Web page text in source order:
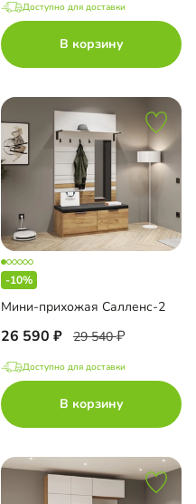
Доступно для доставки
В корзину
-10%
Мини-прихожая Салленс-2
26 590 29 540
Доступно для доставки
В корзину